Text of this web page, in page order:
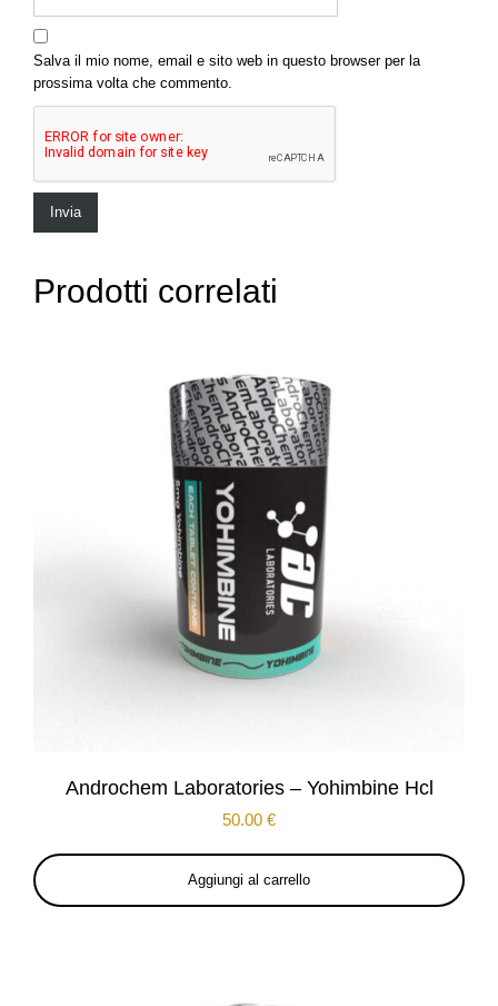
Salva il mio nome, email e sito web in questo browser per la
prossima volta che commento.
Prodotti correlati
Androchem Laboratories – Yohimbine Hcl
50.00 €
Aggiungi al carrello